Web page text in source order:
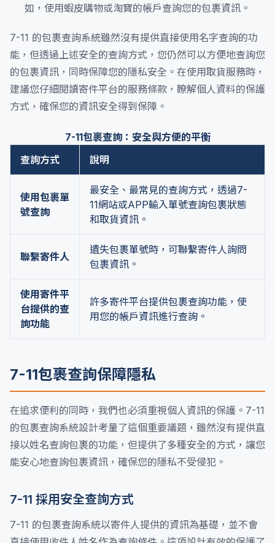
如，使用蝦皮購物或淘寶的帳戶查詢您的包裹資訊。
7-11 的包裹查詢系統雖然沒有提供直接使用名字查詢的功
能，但透過上述安全的查詢方式，您仍然可以方便地查詢您
的包裹資訊，同時保障您的隱私安全。在使用取貨服務時，
建議您仔細閱讀寄件平台的服務條款，瞭解個人資料的保護
方式，確保您的資訊安全得到保障。
7-11包裹查詢：安全與方便的平衡
查詢方式
說明
使用包裹單
號查詢
最安全、最常見的查詢方式，透過7-
11網站或APP輸入單號查詢包裹狀態
和取貨資訊。
聯繫寄件人
遺失包裹單號時，可聯繫寄件人詢問
包裹資訊。
使用寄件平
台提供的查
詢功能
許多寄件平台提供包裹查詢功能，使
用您的帳戶資訊進行查詢。
7-11包裹查詢保障隱私
在追求便利的同時，我們也必須重視個人資訊的保護。7-11
的包裹查詢系統設計考量了這個重要議題，雖然沒有提供直
接以姓名查詢包裹的功能，但提供了多種安全的方式，讓您
能安心地查詢包裹資訊，確保您的隱私不受侵犯。
7-11 採用安全查詢方式
7-11 的包裹查詢系統以寄件人提供的資訊為基礎，並不會